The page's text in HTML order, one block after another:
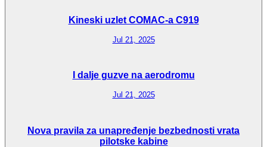
Kineski uzlet COMAC-a C919
Jul 21, 2025
I dalje guzve na aerodromu
Jul 21, 2025
Nova pravila za unapređenje bezbednosti vrata
pilotske kabine